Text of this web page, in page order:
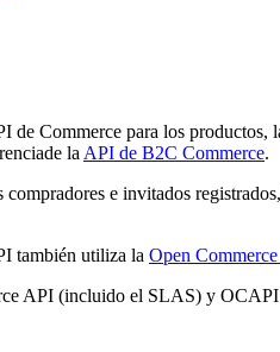
de Commerce para los productos,
la API de B2C Commerce.
e invitados
también utiliza la Open
API (incluido el SLAS) y OCAPI